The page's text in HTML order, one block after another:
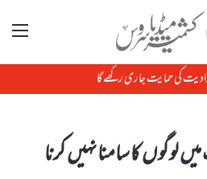
مینو
کی حمایت جاری رکھے گا
لوگوں کا سامنا نہیں کرنا